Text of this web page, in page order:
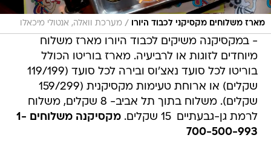
מארז משלוחים מקסיקני לכבוד היורו / מערכת וואלה, אנטולי מיכאלו
- במקסיקנה משיקים לכבוד היורו מארז משלוח
מיוחדים לזוגות או לרביעיה. מארז בוריטו הכולל
בוריטו לכל סועד נאצ'וס ובירה לכל סועד (119/199
שקלים) או ארוחת טעימות מקסיקנית (159/299
שקלים). משלוח בתוך תל אביב- 8 שקלים, משלוח
לרמת גן-גבעתיים  15 שקלים.
מקסיקנה משלוחים 1-
700-500-993